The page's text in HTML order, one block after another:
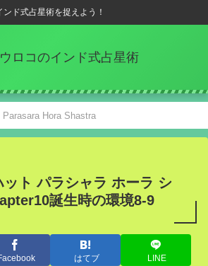
ンド式占星術を捉えよう！
ロコのインド式占星術
Parasara Hora Shastra
ト パラシャラ ホーラ シ
誕生時の環境8-9
はてブ LINE